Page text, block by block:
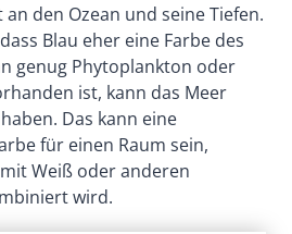
den Ozean und seine Tiefen.
Blau eher eine Farbe des
genug Phytoplankton oder
ist, kann das Meer
Das kann eine
für einen Raum sein,
Weiß oder anderen
wird.